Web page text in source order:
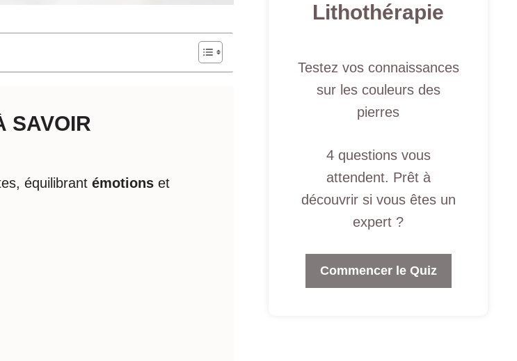
SAVOIR
équilibrant émotions et
Lithothérapie
Testez vos connaissances
sur les couleurs des
pierres
4 questions vous
attendent. Prêt à
découvrir si vous êtes un
expert ?
Commencer le Quiz